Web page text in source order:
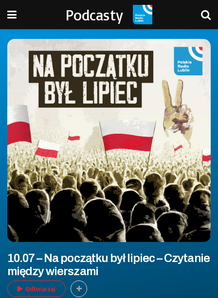
Podcasty
10.07 – Na początku był lipiec – Czytanie
między wierszami
Odtwarzaj